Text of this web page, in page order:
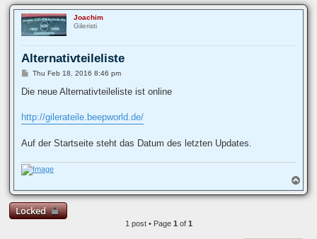
Joachim
Gileristi
Alternativteileliste
P
s
Thu Feb 18, 2016 8:46 pm
Die neue Alternativteileliste ist online
http://gilerateile.beepworld.de/
Auf der Startseite steht das Datum des letzten Updates.
o
p
Locked
1 post • Page 1 of 1